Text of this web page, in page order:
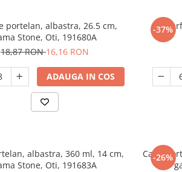
portelan, albastra, 26.5 cm,
Stone, Oti, 191680A
18,87 RON16,16 RON
ADAUGA IN COS
-37%
albastra, 360 ml, 14 cm,
Stone, Oti, 191683A
-26%
Cana